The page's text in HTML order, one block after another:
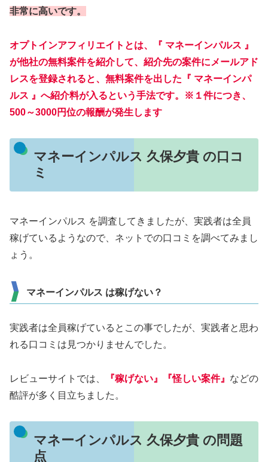
非常に高いです。
オプトインアフィリエイトとは、『 マネーインパルス 』
が他社の無料案件を紹介して、紹介先の案件にメールアド
レスを登録されると、無料案件を出した『 マネーインパ
ルス 』へ紹介料が入るという手法です。※１件につき、
500～3000円位の報酬が発生します
マネーインパルス 久保夕貴 の口コ
ミ
マネーインパルス を調査してきましたが、実践者は全員
稼げているようなので、ネットでの口コミを調べてみまし
ょう。
マネーインパルス は稼げない？
実践者は全員稼げているとこの事でしたが、実践者と思わ
れる口コミは見つかりませんでした。
レビューサイトでは、 『稼げない』『怪しい案件』 などの
酷評が多く目立ちました。
マネーインパルス 久保夕貴 の問題
点